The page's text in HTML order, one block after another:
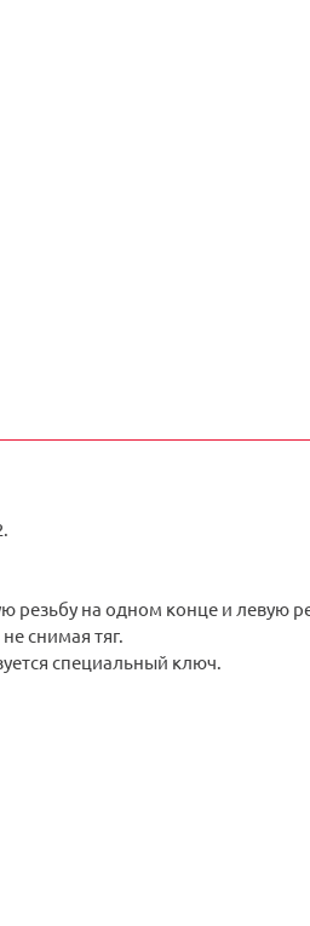
на одном конце и левую
снимая тяг.
специальный ключ.